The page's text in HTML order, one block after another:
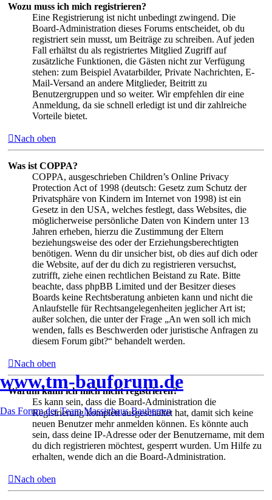
www.tm-bauforum.de
Das Forum der Team Massivhaus Bauherren
Wozu muss ich mich registrieren?
Eine Registrierung ist nicht unbedingt zwingend. Die
Board-Administration dieses Forums entscheidet, ob du
registriert sein musst, um Beiträge zu schreiben. Auf jeden
Fall erhältst du als registriertes Mitglied Zugriff auf
zusätzliche Funktionen, die Gästen nicht zur Verfügung
stehen: zum Beispiel Avatarbilder, Private Nachrichten, E-
Mail-Versand an andere Mitglieder, Beitritt zu
Benutzergruppen und so weiter. Wir empfehlen dir eine
Anmeldung, da sie schnell erledigt ist und dir zahlreiche
Vorteile bietet.
Nach oben
Was ist COPPA?
COPPA, ausgeschrieben Children’s Online Privacy
Protection Act of 1998 (deutsch: Gesetz zum Schutz der
Privatsphäre von Kindern im Internet von 1998) ist ein
Gesetz in den USA, welches festlegt, dass Websites, die
möglicherweise persönliche Daten von Kindern unter 13
Jahren erheben, hierzu die Zustimmung der Eltern
beziehungsweise des oder der Erziehungsberechtigten
benötigen. Wenn du dir unsicher bist, ob dies auf dich oder
die Website, auf der du dich zu registrieren versuchst,
zutrifft, ziehe einen rechtlichen Beistand zu Rate. Bitte
beachte, dass phpBB Limited und der Besitzer dieses
Boards keine Rechtsberatung anbieten kann und nicht die
Anlaufstelle für Rechtsangelegenheiten jeglicher Art ist;
außer solchen, die unter der Frage „An wen soll ich mich
wenden, falls es Beschwerden oder juristische Anfragen zu
diesem Forum gibt?“ behandelt werden.
Nach oben
Warum kann ich mich nicht registrieren?
Es kann sein, dass die Board-Administration die
Registrierung komplett ausgeschaltet hat, damit sich keine
neuen Benutzer mehr anmelden können. Es könnte auch
sein, dass deine IP-Adresse oder der Benutzername, mit dem
du dich registrieren möchtest, gesperrt wurden. Um Hilfe zu
erhalten, wende dich an die Board-Administration.
Nach oben